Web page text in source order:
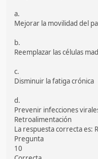
a.
Mejorar la movilidad del
b.
Reemplazar las células
c.
Disminuir la fatiga crónica
d.
Prevenir infecciones
Retroalimentación
La respuesta correcta es:
Pregunta
10